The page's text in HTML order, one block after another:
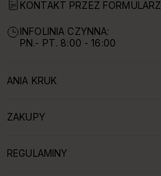
KONTAKT PRZEZ FORMULARZ
INFOLINIA CZYNNA:
PN.- PT. 8:00 - 16:00
ROZWIŃ SEKCJĘ:
ANIA KRUK
ROZWIŃ SEKCJĘ:
ZAKUPY
ROZWIŃ SEKCJĘ:
REGULAMINY